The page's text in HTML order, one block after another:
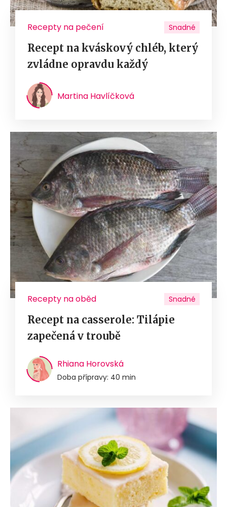
Recepty na pečení Snadné
Recept na kváskový chléb, který
zvládne opravdu každý
Martina Havlíčková
Recepty na oběd Snadné
Recept na casserole: Tilápie
zapečená v troubě
Rhiana Horovská
Doba přípravy: 40 min